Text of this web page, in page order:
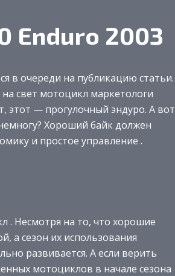
Enduro 2003
в очереди на публикацию статьи.
свет мотоцикл маркетологи
— прогулочный эндуро. А вот
Хороший байк должен
и простое управление .
. Несмотря на то, что хорошие
а сезон их использования
развивается. А если верить
мотоциклов в начале сезона